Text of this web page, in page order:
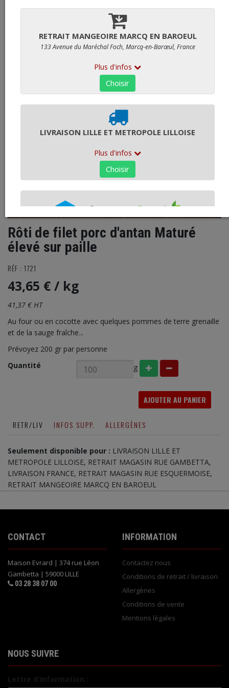
Rôti de filet porc d'antan Maturé
élevé sur paille
RÉF : 1721
43,65 € / kg
41,37 € HT
Au four ou en cocotte avec quelques pommes de terre grenaille
et de la sauge fraîche...
Prévoyez 200 gr par personne
Quantité
g
AJOUTER AU PANIER
RETR/LIV INFOS SUPP. ALLERGÈNES
Seulement disponible pour : LIVRAISON LILLE ET
METROPOLE LILLOISE, RETRAIT MAGASIN RUE GAMBETTA,
LIVRAISON FRANCE, RETRAIT MAGASIN RUE ESQUERMOISE,
RETRAIT MANGEOIRE MARCQ EN BAROEUL
CONTACT
Maison Evrard | 374 rue Léon
Gambetta | 59000 LILLE
03 28 38 07 00
INFORMATION
Contactez nous
Conditions de retrait / livraison
Allergènes
Conditions de vente
Mentions légales
NOUS SUIVRE
Lettre d'information :